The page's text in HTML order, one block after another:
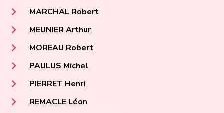
MARCHAL Robert
MEUNIER Arthur
MOREAU Robert
PAULUS Michel
PIERRET Henri
REMACLE Léon